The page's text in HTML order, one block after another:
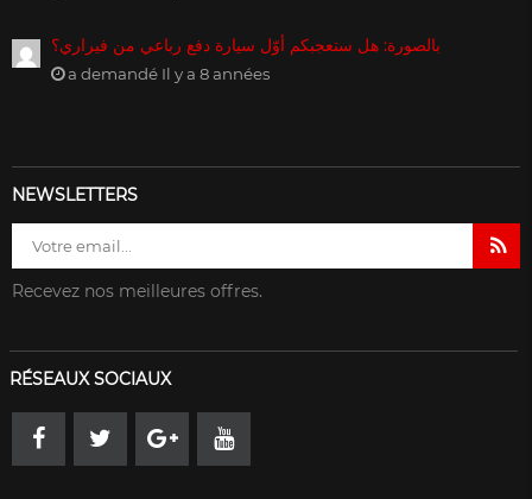
بالصورة: هل ستعجبكم أوّل سيارة دفع رباعي من فيراري؟
a demandé Il y a 8 années
NEWSLETTERS
Recevez nos meilleures offres.
RÉSEAUX SOCIAUX